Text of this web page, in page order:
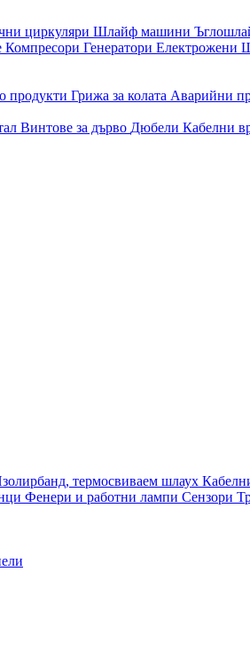
циркуляри Шлайф машини
Компресори Генератори Електрожени
продукти Грижа за колата Аварийни
Винтове за дърво Дюбели Кабелни
термосвиваем шлаух
Фенери и работни лампи Сензори